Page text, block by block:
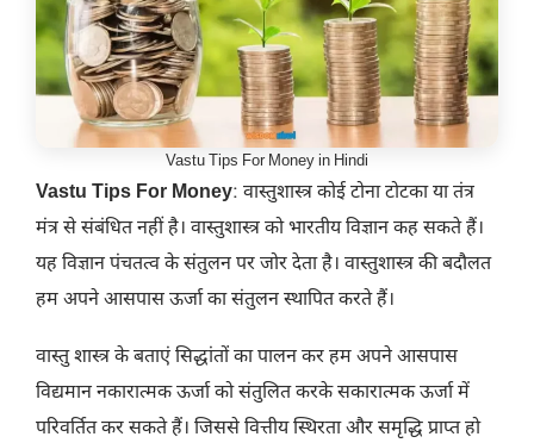
Vastu Tips For Money in Hindi
Vastu Tips For Money: वास्तुशास्त्र कोई टोना टोटका या तंत्र
मंत्र से संबंधित नहीं है। वास्तुशास्त्र को भारतीय विज्ञान कह सकते हैं।
यह विज्ञान पंचतत्व के संतुलन पर जोर देता है। वास्तुशास्त्र की बदौलत
हम अपने आसपास ऊर्जा का संतुलन स्थापित करते हैं।
वास्तु शास्त्र के बताएं सिद्धांतों का पालन कर हम अपने आसपास
विद्यमान नकारात्मक ऊर्जा को संतुलित करके सकारात्मक ऊर्जा में
परिवर्तित कर सकते हैं। जिससे वित्तीय स्थिरता और समृद्धि प्राप्त हो